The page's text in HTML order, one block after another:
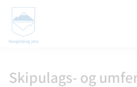
Skipulags- og
Leita á vef